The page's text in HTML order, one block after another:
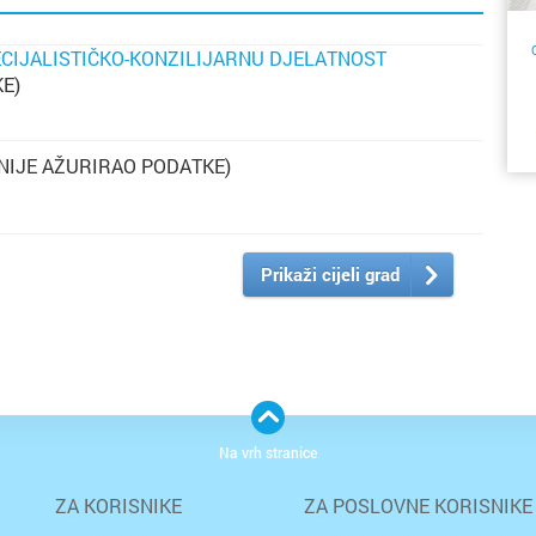
KONZILIJARNU DJELATNOST
AŽURIRAO PODATKE)
Prikaži cijeli grad
ZA KORISNIKE ZA POSLOVNE KORISNIKE
Na vrh stranice